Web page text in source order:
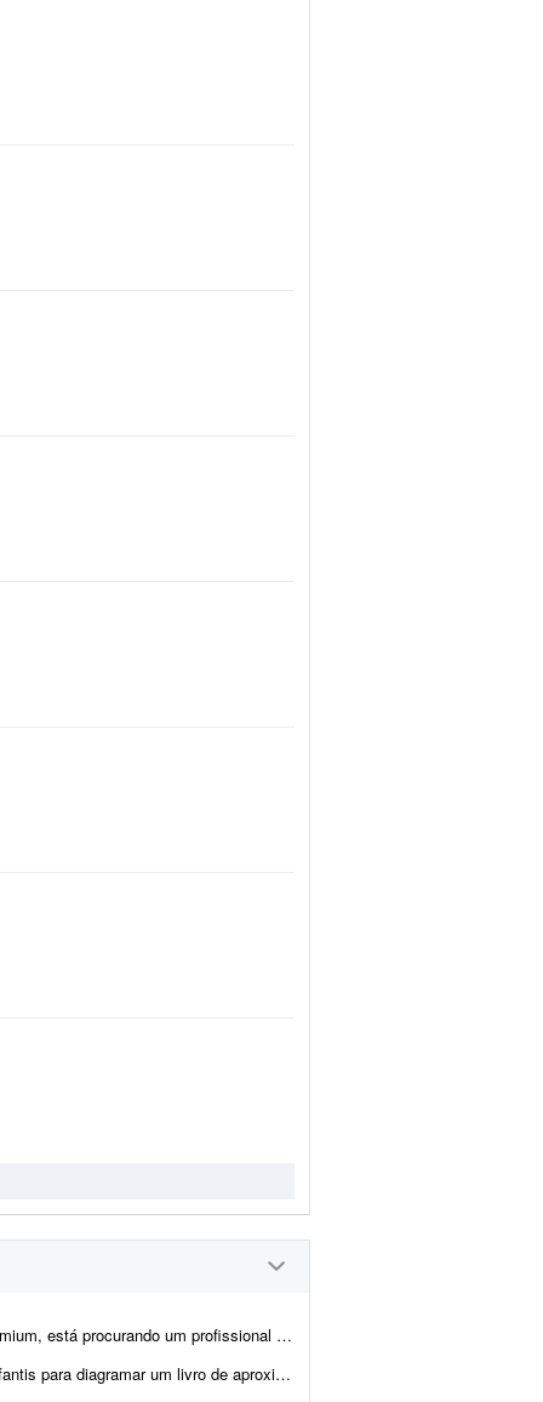
e diagramação para revisar, modernizar e manter nosso cat&aac...
140 páginas. O conteúdo e as imagens já estão prontos. Precis...